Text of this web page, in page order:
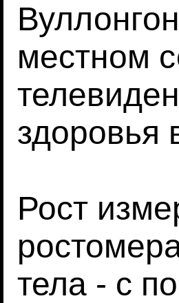
местном
Рост
тела - с